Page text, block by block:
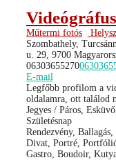
Műtermi fotós
Szombathely,
u. 29, 9700
06303655270
E-mail
Legfőbb profilom a
oldalamra, ott találod
Jegyes / Páros,
Születésnap
Rendezvény, Ballagás,
Divat, Portré,
Gastro, Boudoir,